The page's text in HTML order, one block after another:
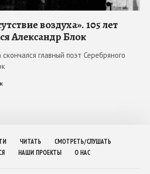
воздуха». 105 лет
Александр Блок
главный поэт Серебряного
ЧИТАТЬ
СМОТРЕТЬ/СЛУШАТЬ
НАШИ ПРОЕКТЫ О НАС